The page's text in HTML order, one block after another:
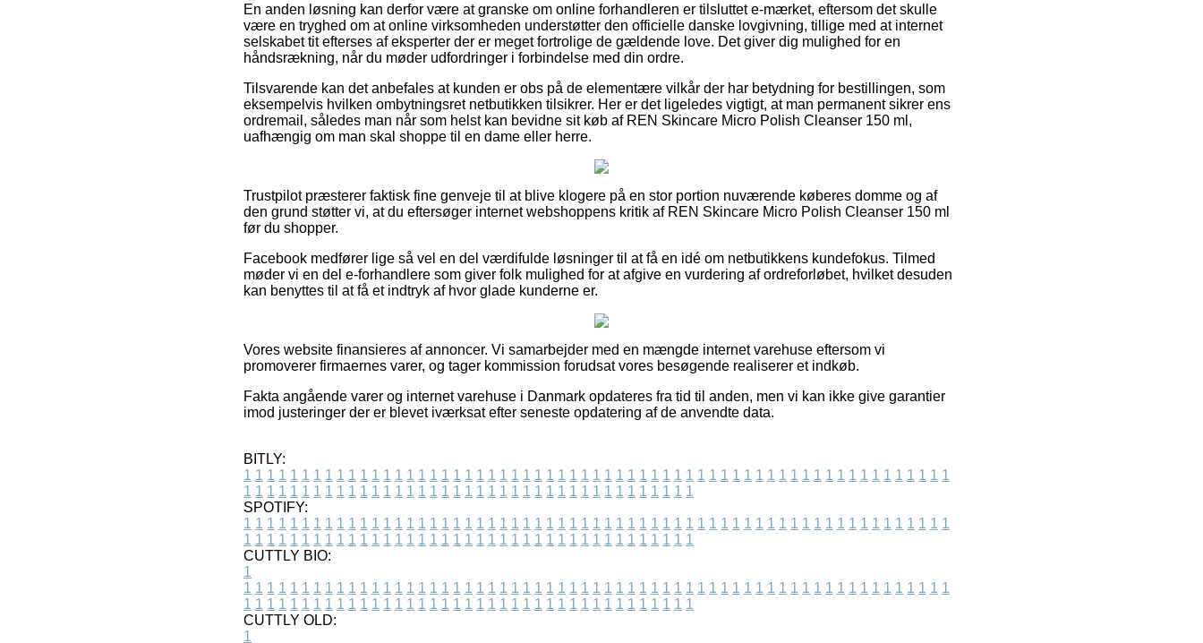
En anden løsning kan derfor være at granske om online forhandleren er tilsluttet e-mærket, eftersom det skulle
være en tryghed om at online virksomheden understøtter den officielle danske lovgivning, tillige med at internet
selskabet tit efterses af eksperter der er meget fortrolige de gældende love. Det giver dig mulighed for en
håndsrækning, når du møder udfordringer i forbindelse med din ordre.
Tilsvarende kan det anbefales at kunden er obs på de elementære vilkår der har betydning for bestillingen, som
eksempelvis hvilken ombytningsret netbutikken tilsikrer. Her er det ligeledes vigtigt, at man permanent sikrer ens
ordremail, således man når som helst kan bevidne sit køb af REN Skincare Micro Polish Cleanser 150 ml,
uafhængig om man skal shoppe til en dame eller herre.
Trustpilot præsterer faktisk fine genveje til at blive klogere på en stor portion nuværende køberes domme og af
den grund støtter vi, at du eftersøger internet webshoppens kritik af REN Skincare Micro Polish Cleanser 150 ml
før du shopper.
Facebook medfører lige så vel en del værdifulde løsninger til at få en idé om netbutikkens kundefokus. Tilmed
møder vi en del e-forhandlere som giver folk mulighed for at afgive en vurdering af ordreforløbet, hvilket desuden
kan benyttes til at få et indtryk af hvor glade kunderne er.
Vores website finansieres af annoncer. Vi samarbejder med en mængde internet varehuse eftersom vi
promoverer firmaernes varer, og tager kommission forudsat vores besøgende realiserer et indkøb.
Fakta angående varer og internet varehuse i Danmark opdateres fra tid til anden, men vi kan ikke give garantier
imod justeringer der er blevet iværksat efter seneste opdatering af de anvendte data.
BITLY:
1 1 1 1 1 1 1 1 1 1 1 1 1 1 1 1 1 1 1 1 1 1 1 1 1 1 1 1 1 1 1 1 1 1 1 1 1 1 1 1 1 1 1 1 1 1 1 1 1 1 1 1 1 1 1 1 1 1 1 1 1
1 1 1 1 1 1 1 1 1 1 1 1 1 1 1 1 1 1 1 1 1 1 1 1 1 1 1 1 1 1 1 1 1 1 1 1 1 1 1
SPOTIFY:
1 1 1 1 1 1 1 1 1 1 1 1 1 1 1 1 1 1 1 1 1 1 1 1 1 1 1 1 1 1 1 1 1 1 1 1 1 1 1 1 1 1 1 1 1 1 1 1 1 1 1 1 1 1 1 1 1 1 1 1 1
1 1 1 1 1 1 1 1 1 1 1 1 1 1 1 1 1 1 1 1 1 1 1 1 1 1 1 1 1 1 1 1 1 1 1 1 1 1 1
CUTTLY BIO:
1
1 1 1 1 1 1 1 1 1 1 1 1 1 1 1 1 1 1 1 1 1 1 1 1 1 1 1 1 1 1 1 1 1 1 1 1 1 1 1 1 1 1 1 1 1 1 1 1 1 1 1 1 1 1 1 1 1 1 1 1 1
1 1 1 1 1 1 1 1 1 1 1 1 1 1 1 1 1 1 1 1 1 1 1 1 1 1 1 1 1 1 1 1 1 1 1 1 1 1 1
CUTTLY OLD:
1